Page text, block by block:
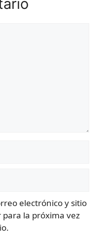
electrónico y sitio
la próxima vez